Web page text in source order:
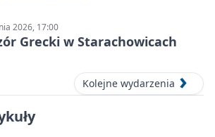
2026, 17:00
Grecki w Starachowicach
Kolejne wydarzenia